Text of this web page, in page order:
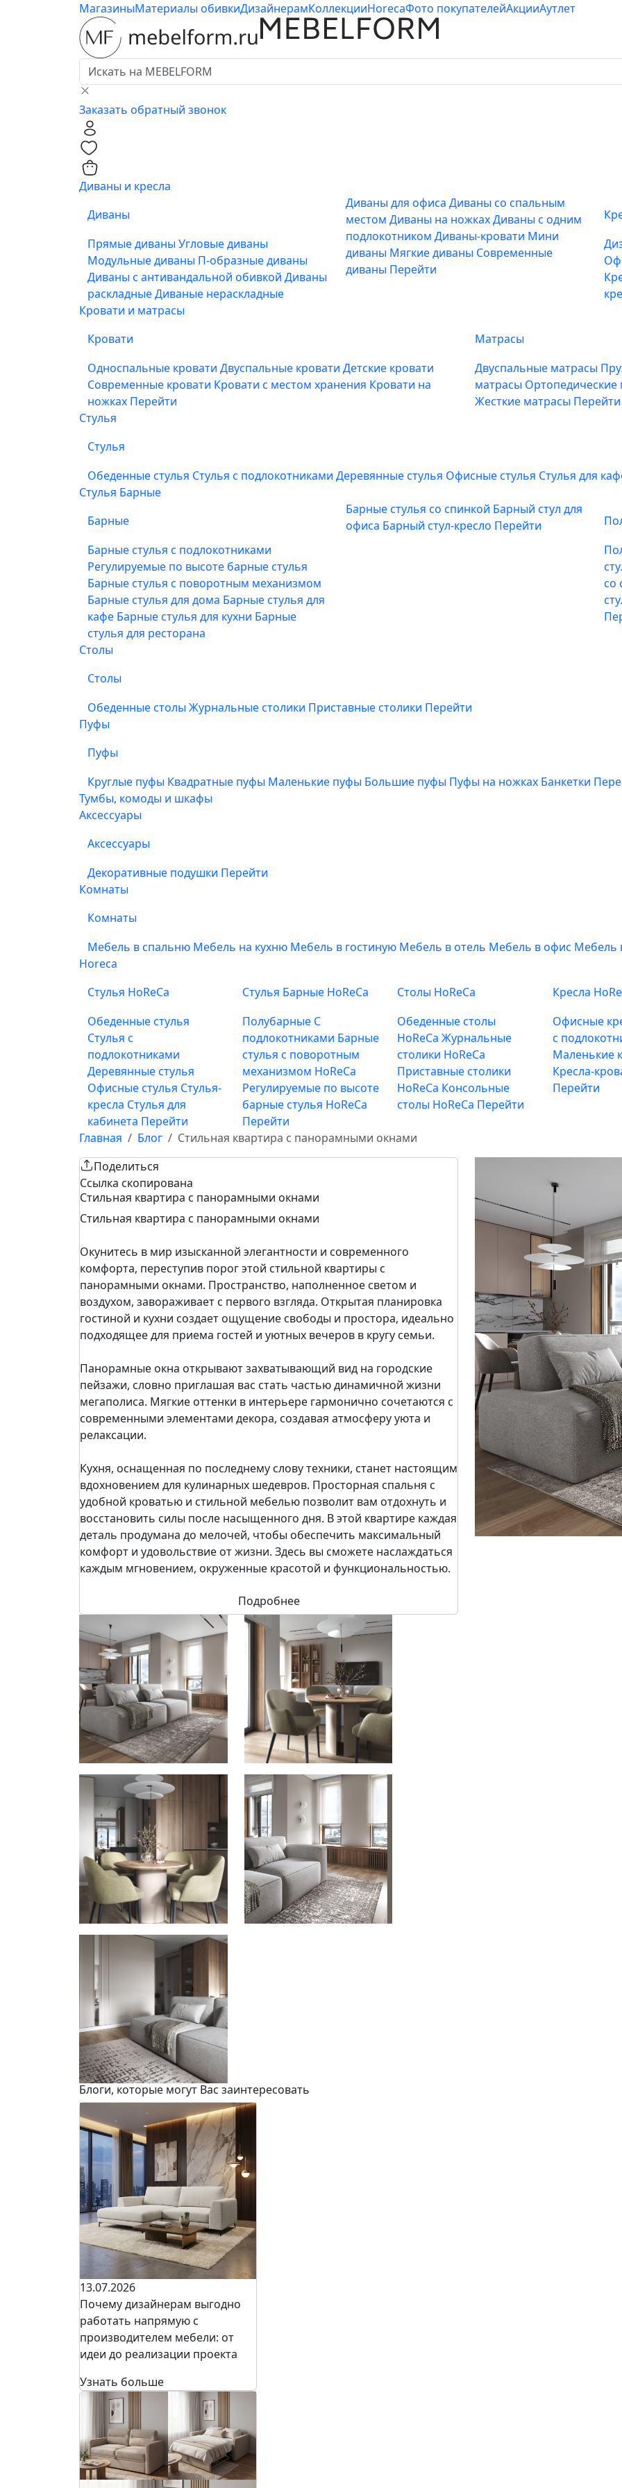
МагазиныМатериалы обивкиДизайнерамКоллекцииHorecaФото покупателейАкцииАутлет
Заказать обратный звонок
Диваны и кресла
Диваны
Прямые диваны Угловые диваны
Модульные диваны П-образные диваны
Диваны с антивандальной обивкой Диваны
раскладныеДиваные нераскладные
Диваны для офиса Диваны со спальным
местом Диваны на ножкахДиваны с одним
подлокотником Диваны-кровати Мини
диваны Мягкие диваны Современные
диваны Перейти
Кровати и матрасы
Кровати
Односпальные кровати Двуспальные кровати Детские кровати
Современные кровати Кровати с местом хранения Кровати на
ножках Перейти
Матрасы
Двуспальные матрасы
матрасы
Жесткие матрасы Перейти
Стулья
Стулья
Обеденные стулья Стулья с подлокотниками Деревянные стулья Офисные стулья Стулья для
Стулья Барные
Барные
Барные стулья с подлокотниками
Регулируемые по высоте барные стулья
Барные стулья с поворотным механизмом
Барные стулья для дома Барные стулья для
кафе Барные стулья для кухни Барные
стулья для ресторана
Барные стулья со спинкой Барный стул для
офиса Барный стул-кресло Перейти
со
Столы
Столы
Обеденные столы Журнальные столики Приставные столики Перейти
Пуфы
Пуфы
Круглые пуфы Квадратные пуфы Маленькие пуфы Большие пуфы Пуфы на ножках Банкетки
Тумбы, комоды и шкафы
Аксессуары
Аксессуары
Декоративные подушки Перейти
Комнаты
Комнаты
Мебель в спальню Мебель на кухню Мебель в гостиную Мебель в отель Мебель в офис Мебель
Horeca
Стулья HoReCa
Обеденные стулья
Стулья с
подлокотниками
Деревянные стулья
Офисные стулья Стулья-
кресла Стулья для
кабинета Перейти
Стулья Барные HoReCa
Полубарные С
подлокотниками Барные
стулья с поворотным
механизмом HoReCa
Регулируемые по высоте
барные стулья HoReCa
Перейти
Столы HoReCa
Обеденные столы
HoReCaЖурнальные
столики HoReCa
Приставные столики
HoReCa Консольные
столы HoReCa Перейти
Кресла
Офисные
с
Маленькие
Кресла-
Перейти
Главная Блог
Стильная квартира с панорамными окнами
Поделиться
Ссылка скопирована
Стильная квартира с панорамными окнами
Стильная квартира с панорамными окнами
Окунитесь в мир изысканной элегантности и современного
комфорта, переступив порог этой стильной квартиры с
панорамными окнами. Пространство, наполненное светом и
воздухом, завораживает с первого взгляда. Открытая планировка
гостиной и кухни создает ощущение свободы и простора, идеально
подходящее для приема гостей и уютных вечеров в кругу семьи.
Панорамные окна открывают захватывающий вид на городские
пейзажи, словно приглашая вас стать частью динамичной жизни
мегаполиса. Мягкие оттенки в интерьере гармонично сочетаются с
современными элементами декора, создавая атмосферу уюта и
релаксации.
Кухня, оснащенная по последнему слову техники, станет настоящим
вдохновением для кулинарных шедевров. Просторная спальня с
удобной кроватью и стильной мебелью позволит вам отдохнуть и
восстановить силы после насыщенного дня. В этой квартире каждая
деталь продумана до мелочей, чтобы обеспечить максимальный
комфорт и удовольствие от жизни. Здесь вы сможете наслаждаться
каждым мгновением, окруженные красотой и функциональностью.
Подробнее
Блоги, которые могут Вас заинтересовать
13.07.2026
Почему дизайнерам выгодно
работать напрямую с
производителем мебели: от
идеи до реализации проекта
Узнать больше